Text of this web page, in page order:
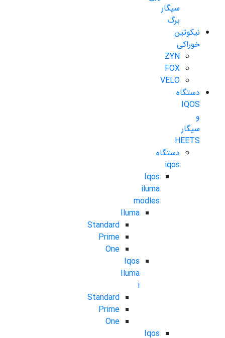
سیگار
برگ
نیکوتین
خوراکی
ZYN
FOX
VELO
دستگاه
IQOS
و
سیگار
HEETS
دستگاه
iqos
Iqos
iluma
modles
Iluma
Standard
Prime
One
Iqos
Iluma
i
Standard
Prime
One
Iqos